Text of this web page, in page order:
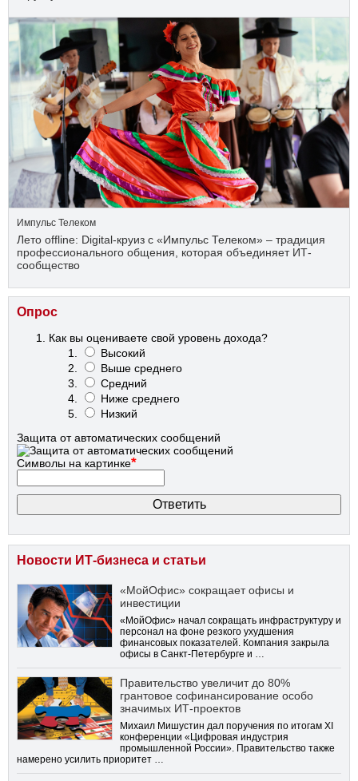
Импульс Телеком
Лето offline: Digital-круиз с «Импульс Телеком» – традиция
профессионального общения, которая объединяет ИТ-
сообщество
Опрос
Как вы оцениваете свой уровень дохода?
Высокий
Выше среднего
Средний
Ниже среднего
Низкий
Защита от автоматических сообщений
Символы на картинке*
Новости ИТ-бизнеса и статьи
«МойОфис» сокращает офисы и
инвестиции
«МойОфис» начал сокращать инфраструктуру и
персонал на фоне резкого ухудшения
финансовых показателей. Компания закрыла
офисы в Санкт-Петербурге и …
Правительство увеличит до 80%
грантовое софинансирование особо
значимых ИТ-проектов
Михаил Мишустин дал поручения по итогам XI
конференции «Цифровая индустрия
промышленной России». Правительство также
намерено усилить приоритет …